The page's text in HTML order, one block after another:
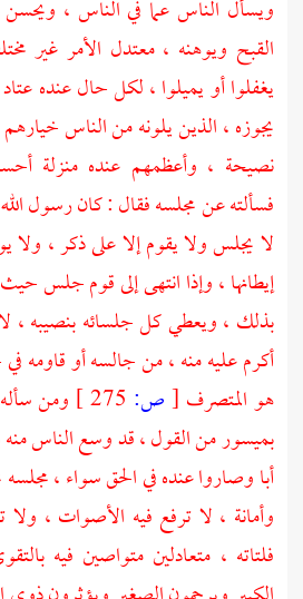
ويسأل الناس عما في الناس ،
القبح ويوهنه ، معتدل الأمر غير
يغفلوا أو يميلوا ، لكل حال عنده
يجوزه ، الذين يلونه من الناس
نصيحة ، وأعظمهم عنده منزلة
فسألته عن مجلسه فقال : كان رسول
لا يجلس ولا يقوم إلا على ذكر ،
إيطانها ، وإذا انتهى إلى قوم جلس
بذلك ، ويعطي كل جلسائه بنصيبه ،
أكرم عليه منه ، من جالسه أو قاومه
هو المتصرف [ص:
ومن
بميسور من القول ، قد وسع الناس
أبا وصاروا عنده في الحق سواء ،
وأمانة ، لا ترفع فيه الأصوات ، ولا
فلتاته ، متعادلين متواصين فيه